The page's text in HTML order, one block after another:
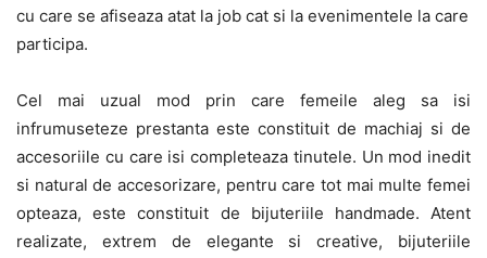
cu care se afiseaza atat la job cat si la evenimentele la care
participa.
Cel mai uzual mod prin care femeile aleg sa isi
infrumuseteze prestanta este constituit de machiaj si de
accesoriile cu care isi completeaza tinutele. Un mod inedit
si natural de accesorizare, pentru care tot mai multe femei
opteaza, este constituit de bijuteriile handmade. Atent
realizate, extrem de elegante si creative, bijuteriile